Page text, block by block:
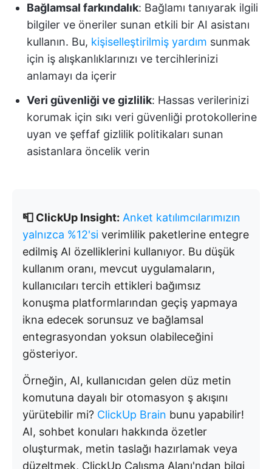
Bağlamsal farkındalık: Bağlamı tanıyarak ilgili
bilgiler ve öneriler sunan etkili bir AI asistanı
kullanın. Bu, kişiselleştirilmiş yardım sunmak
için iş alışkanlıklarınızı ve tercihlerinizi
anlamayı da içerir
Veri güvenliği ve gizlilik: Hassas verilerinizi
korumak için sıkı veri güvenliği protokollerine
uyan ve şeffaf gizlilik politikaları sunan
asistanlara öncelik verin
📮 ClickUp Insight: Anket katılımcılarımızın
yalnızca %12'si verimlilik paketlerine entegre
edilmiş AI özelliklerini kullanıyor. Bu düşük
kullanım oranı, mevcut uygulamaların,
kullanıcıları tercih ettikleri bağımsız
konuşma platformlarından geçiş yapmaya
ikna edecek sorunsuz ve bağlamsal
entegrasyondan yoksun olabileceğini
gösteriyor.
Örneğin, AI, kullanıcıdan gelen düz metin
komutuna dayalı bir otomasyon ş akışını
yürütebilir mi? ClickUp Brain bunu yapabilir!
AI, sohbet konuları hakkında özetler
oluşturmak, metin taslağı hazırlamak veya
düzeltmek, ClickUp Çalışma Alanı'ndan bilgi